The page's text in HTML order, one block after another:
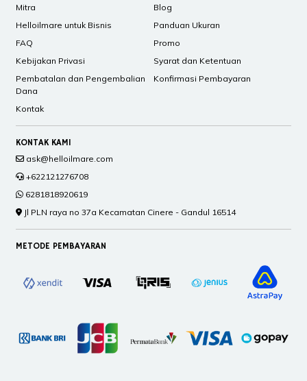
Mitra
Blog
Helloilmare untuk Bisnis
Panduan Ukuran
FAQ
Promo
Kebijakan Privasi
Syarat dan Ketentuan
Pembatalan dan Pengembalian
Dana
Konfirmasi Pembayaran
Kontak
KONTAK KAMI
ask@helloilmare.com
+622121276708
6281818920619
Jl PLN raya no 37a Kecamatan Cinere - Gandul 16514
METODE PEMBAYARAN